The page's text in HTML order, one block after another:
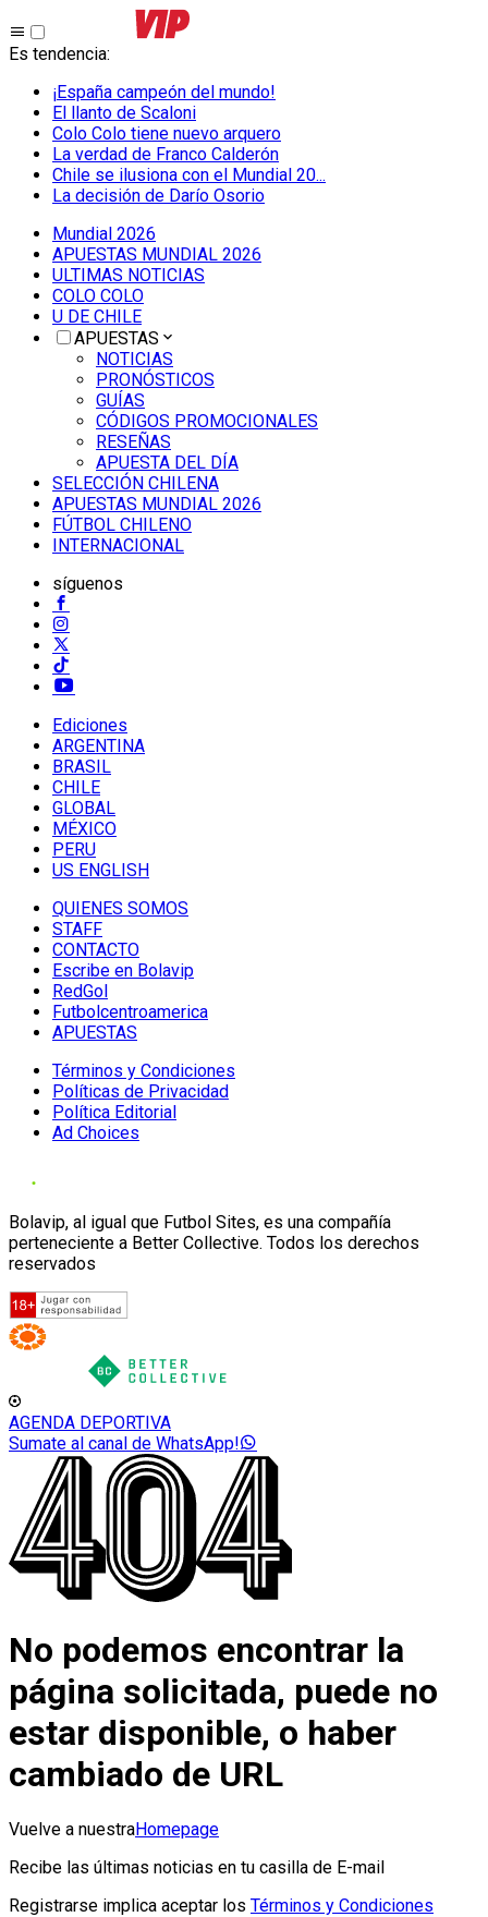
Es tendencia:
¡España campeón del mundo!
El llanto de Scaloni
Colo Colo tiene nuevo arquero
La verdad de Franco Calderón
Chile se ilusiona con el Mundial 20...
La decisión de Darío Osorio
Mundial 2026
APUESTAS MUNDIAL 2026
ULTIMAS NOTICIAS
COLO COLO
U DE CHILE
APUESTAS
NOTICIAS
PRONÓSTICOS
GUÍAS
CÓDIGOS PROMOCIONALES
RESEÑAS
APUESTA DEL DÍA
SELECCIÓN CHILENA
APUESTAS MUNDIAL 2026
FÚTBOL CHILENO
INTERNACIONAL
síguenos
Ediciones
ARGENTINA
BRASIL
CHILE
GLOBAL
MÉXICO
PERU
US ENGLISH
QUIENES SOMOS
STAFF
CONTACTO
Escribe en Bolavip
RedGol
Futbolcentroamerica
APUESTAS
Términos y Condiciones
Políticas de Privacidad
Política Editorial
Ad Choices
Bolavip, al igual que Futbol Sites, es una compañía
perteneciente a Better Collective. Todos los derechos
reservados
AGENDA DEPORTIVA
Sumate al canal de WhatsApp!
No podemos encontrar la
página solicitada, puede no
estar disponible, o haber
cambiado de URL
Vuelve a nuestraHomepage
Recibe las últimas noticias en tu casilla de E-mail
Registrarse implica aceptar los Términos y Condiciones